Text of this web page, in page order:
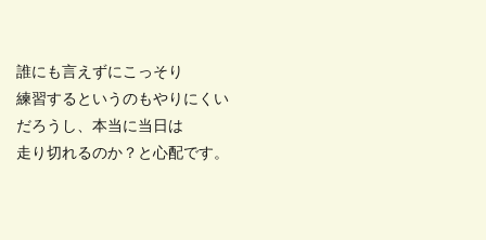
誰にも言えずにこっそり
練習するというのもやりにくい
だろうし、本当に当日は
走り切れるのか？と心配です。